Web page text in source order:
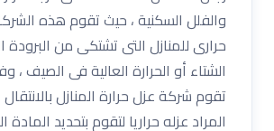
والفلل السكنية ، حيث تقوم هذه
حرارى للمنازل التى تشتكى من البرودة
الشتاء أو الحرارة العالية فى الصيف ،
تقوم شركة عزل حرارة المنازل
المراد عزله حراريا لتقوم بتحديد المادة